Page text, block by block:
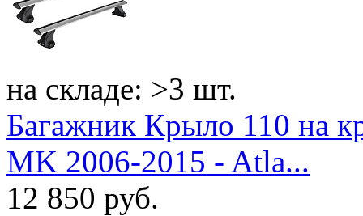
на складе: >3 шт.
Багажник Крыло 110 на
MK 2006-2015 - Atla...
12 850 руб.